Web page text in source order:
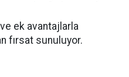
ek avantajlarla
fırsat sunuluyor.